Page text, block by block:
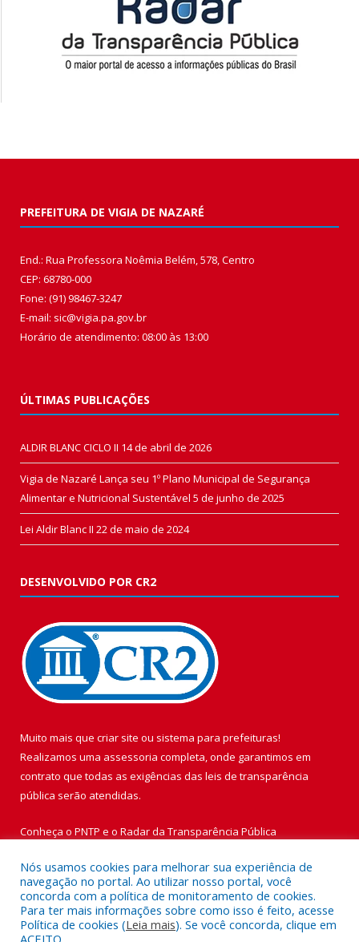
PREFEITURA DE VIGIA DE NAZARÉ
End.: Rua Professora Noêmia Belém, 578, Centro
CEP: 68780-000
Fone: (91) 98467-3247
E-mail: sic@vigia.pa.gov.br
Horário de atendimento: 08:00 às 13:00
ÚLTIMAS PUBLICAÇÕES
ALDIR BLANC CICLO II 14 de abril de 2026
Vigia de Nazaré Lança seu 1º Plano Municipal de Segurança
Alimentar e Nutricional Sustentável 5 de junho de 2025
Lei Aldir Blanc II 22 de maio de 2024
DESENVOLVIDO POR CR2
Muito mais que criar site ou sistema para prefeituras!
Realizamos uma assessoria completa, onde garantimos em
contrato que todas as exigências das leis de transparência
pública serão atendidas.
Conheça o PNTP e o Radar da Transparência Pública
Todos os direitos reservados a Prefeitura Municipal de Vigia de
Nazaré.
Nós usamos cookies para melhorar sua experiência de
navegação no portal. Ao utilizar nosso portal, você
concorda com a política de monitoramento de cookies.
Para ter mais informações sobre como isso é feito, acesse
Política de cookies (Leia mais). Se você concorda, clique em
ACEITO.